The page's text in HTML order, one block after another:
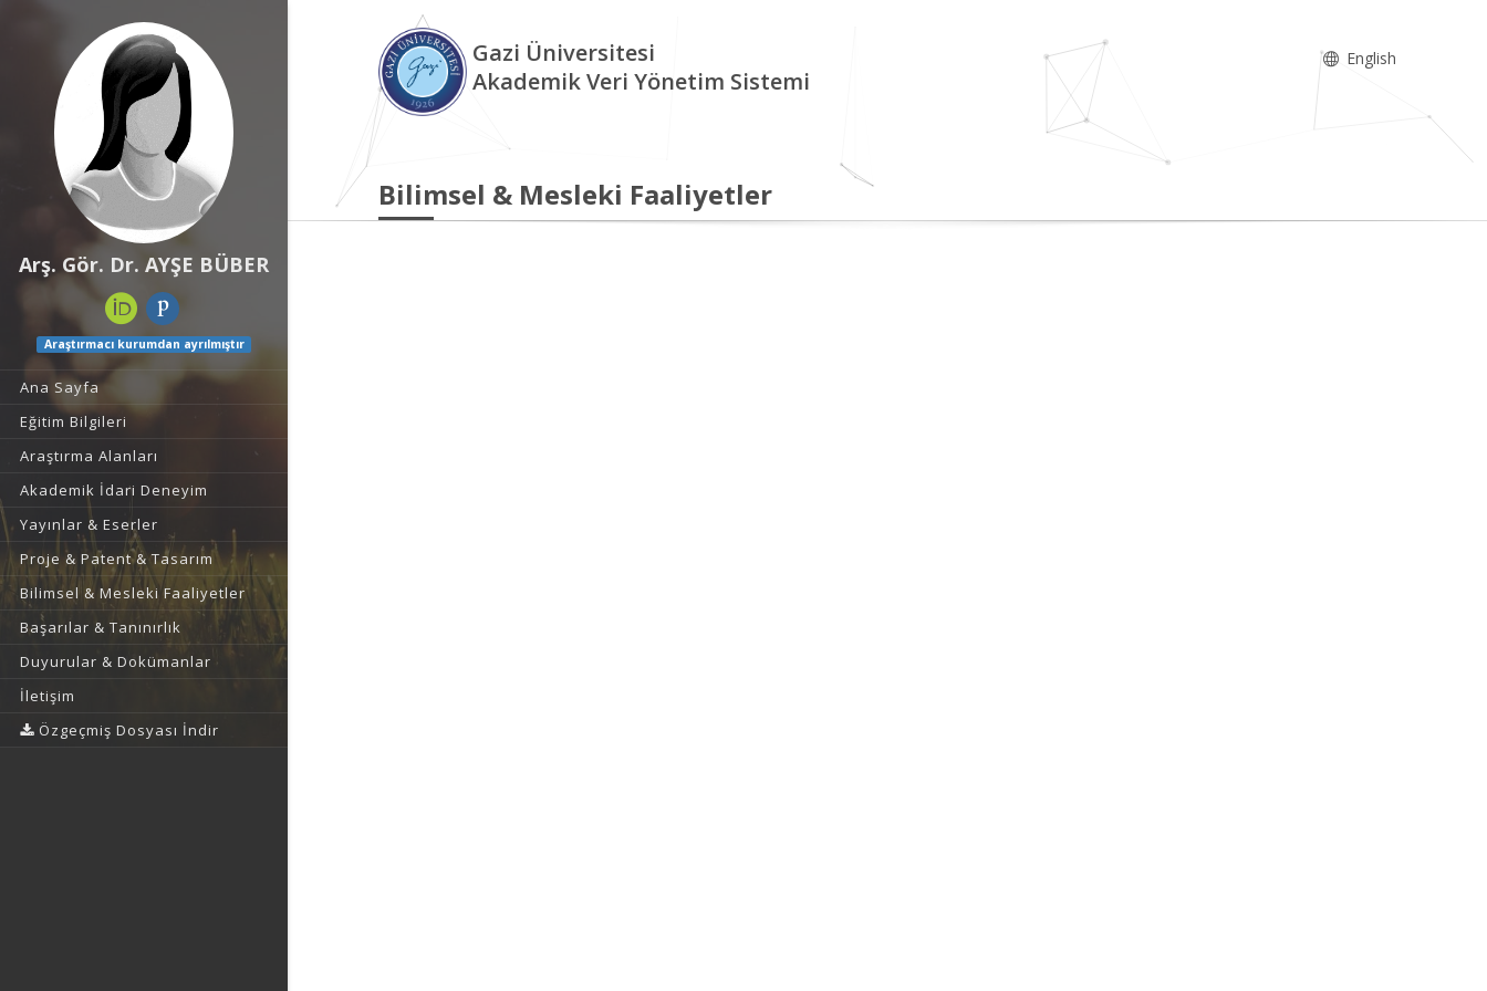
Arş. Gör. Dr. AYŞE BÜBER
Araştırmacı kurumdan ayrılmıştır
Ana Sayfa
Eğitim Bilgileri
Araştırma Alanları
Akademik İdari Deneyim
Yayınlar & Eserler
Proje & Patent & Tasarım
Bilimsel & Mesleki Faaliyetler
Başarılar & Tanınırlık
Duyurular & Dokümanlar
İletişim
Özgeçmiş Dosyası İndir
Gazi Üniversitesi
Akademik Veri Yönetim Sistemi
English
Bilimsel & Mesleki Faaliyetler